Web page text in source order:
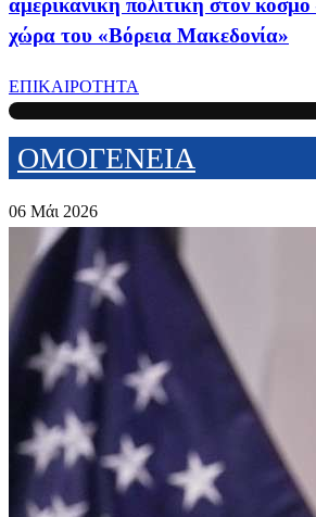
αμερικανική πολιτική στον
χώρα του «Βόρεια Μακεδονία»
ΕΠΙΚΑΙΡΟΤΗΤΑ
ΟΜΟΓΕΝΕΙΑ
06 Μάι 2026